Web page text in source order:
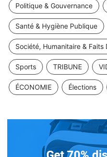
Politique & Gouvernance
Santé & Hygiène Publique
Société, Humanitaire & Faits
Sports TRIBUNE
ÉCONOMIE Élections